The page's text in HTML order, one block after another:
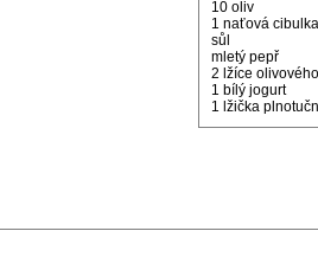
10 oliv
1 naťová cibulka
sůl
mletý pepř
2 lžíce
1 bílý jogurt
1 lžička